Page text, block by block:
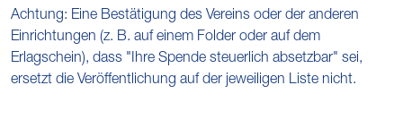
Achtung: Eine Bestätigung des Vereins oder der anderen
Einrichtungen (z. B. auf einem Folder oder auf dem
Erlagschein), dass "Ihre Spende steuerlich absetzbar" sei,
ersetzt die Veröffentlichung auf der jeweiligen Liste nicht.